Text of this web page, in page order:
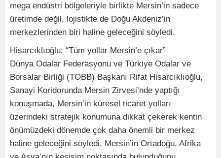
mega endüstri bölgeleriyle birlikte Mersin’in sadece
üretimde değil, lojistikte de Doğu Akdeniz’in
merkezlerinden biri haline geleceğini söyledi.
Hisarcıklıoğlu: “Tüm yollar Mersin’e çıkar”
Dünya Odalar Federasyonu ve Türkiye Odalar ve
Borsalar Birliği (TOBB) Başkanı Rifat Hisarcıklıoğlu,
Sanayi Koridorunda Mersin Zirvesi’nde yaptığı
konuşmada, Mersin’in küresel ticaret yolları
üzerindeki stratejik konumuna dikkat çekerek kentin
önümüzdeki dönemde çok daha önemli bir merkez
haline geleceğini söyledi. Mersin’in Ortadoğu, Afrika